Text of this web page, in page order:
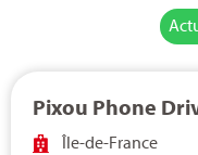
Pixou Phone
Île-de-France